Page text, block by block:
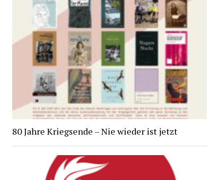
80 Jahre Kriegsende – Nie wieder ist jetzt